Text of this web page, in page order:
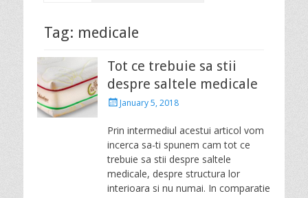
Tag: medicale
Tot ce trebuie sa stii
despre saltele medicale
P
s
t
e
d
o
n
January 5, 2018
Prin intermediul acestui articol vom
incerca sa-ti spunem cam tot ce
trebuie sa stii despre saltele
medicale, despre structura lor
interioara si nu numai. In comparatie